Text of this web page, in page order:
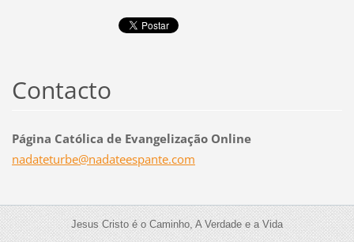
Contacto
Página Católica de Evangelização Online
nadateturbe@nadateespante.com
Jesus Cristo é o Caminho, A Verdade e a Vida